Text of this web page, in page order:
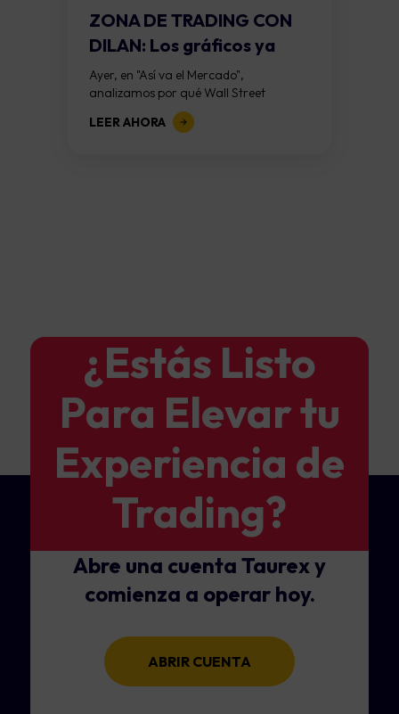
ZONA DE TRADING CON
DILAN: Los gráficos ya
están hablando:...
Ayer, en "Así va el Mercado",
analizamos por qué Wall Street
afronta una de las semanas más
importantes del trimestre. La atención
LEER AHORA
¿Estás Listo
Para Elevar tu
Experiencia de
Trading?
Abre una cuenta Taurex y
comienza a operar hoy.
ABRIR CUENTA